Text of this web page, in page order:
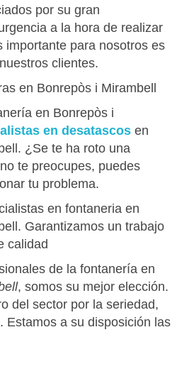
por su gran
a la hora de realizar
importante para nosotros es
clientes.
en Bonrepòs i Mirambell
en Bonrepòs i
en desatascos en
¿Se te ha roto una
te preocupes, puedes
tu problema.
en fontaneria en
Garantizamos un trabajo
calidad
de la fontanería en
, somos su mejor elección.
del sector por la seriedad,
Estamos a su disposición las